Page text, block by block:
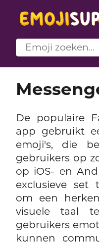
De populaire
app gebruikt
emoji's, die
gebruikers op
op iOS- en
exclusieve set
om een
visuele taal
gebruikers
kunnen